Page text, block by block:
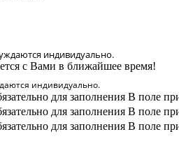
индивидуально.
с Вами в ближайшее время!
индивидуально.
для заполнения В поле
для заполнения В поле
для заполнения В поле